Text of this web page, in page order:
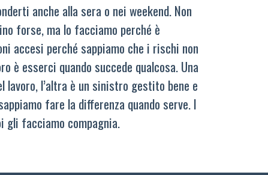
anche alla sera o nei weekend. Non
forse, ma lo facciamo perché è
accesi perché sappiamo che i rischi non
è esserci quando succede qualcosa. Una
lavoro, l’altra è un sinistro gestito bene e
fare la differenza quando serve. I
gli facciamo compagnia.